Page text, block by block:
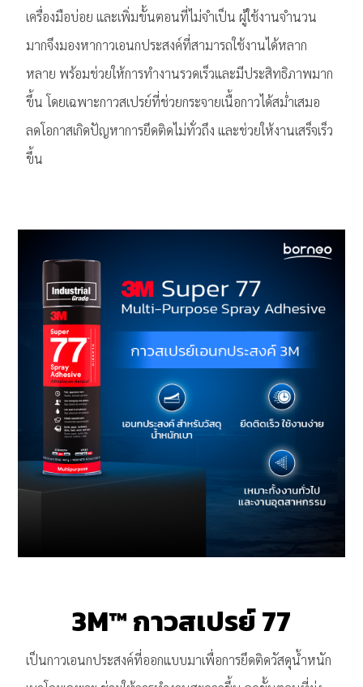
เครื่องมือบ่อย และเพิ่มขั้นตอนที่ไม่จำเป็น ผู้ใช้งานจำนวน
มากจึงมองหากาวเอนกประสงค์ที่สามารถใช้งานได้หลาก
หลาย พร้อมช่วยให้การทำงานรวดเร็วและมีประสิทธิภาพมาก
ขึ้น โดยเฉพาะกาวสเปรย์ที่ช่วยกระจายเนื้อกาวได้สม่ำเสมอ
ลดโอกาสเกิดปัญหาการยึดติดไม่ทั่วถึง และช่วยให้งานเสร็จเร็ว
ขึ้น
3M™ กาวสเปรย์ 77
เป็นกาวเอนกประสงค์ที่ออกแบบมาเพื่อการยึดติดวัสดุน้ำหนัก